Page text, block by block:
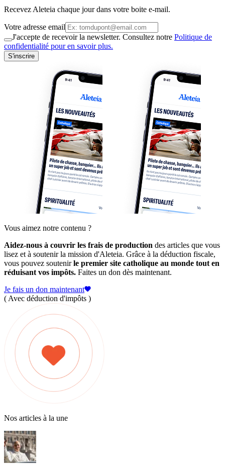
Recevez Aleteia chaque jour dans votre boite e-mail.
Votre adresse email
J'accepte de recevoir la newsletter. Consultez notre Politique de
confidentialité pour en savoir plus.
S'inscrire
Vous aimez notre contenu ?
Aidez-nous à couvrir les frais de production des articles que vous
lisez et à soutenir la mission d'Aleteia. Grâce à la déduction fiscale,
vous pouvez soutenirle premier site catholique au monde tout en
réduisant vos impôts. Faites un don dès maintenant.
Je fais un don maintenant
( Avec déduction d'impôts )
Nos articles à la une